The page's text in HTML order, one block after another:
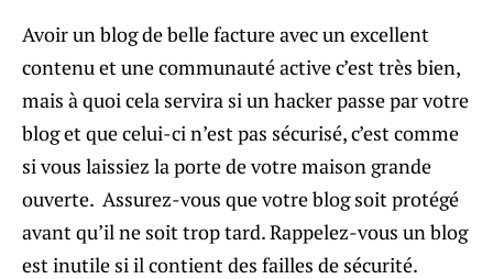
Avoir un blog de belle facture avec un excellent
contenu et une communauté active c’est très bien,
mais à quoi cela servira si un hacker passe par votre
blog et que celui-ci n’est pas sécurisé, c’est comme
si vous laissiez la porte de votre maison grande
ouverte. Assurez-vous que votre blog soit protégé
avant qu’il ne soit trop tard. Rappelez-vous un blog
est inutile si il contient des failles de sécurité.